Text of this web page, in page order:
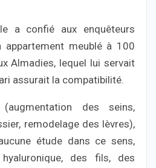
a confié aux enquêteurs
appartement meublé à 100
Almadies, lequel lui servait
assurait la compatibilité.
des seins,
remodelage des lèvres),
étude dans ce sens,
des fils, des